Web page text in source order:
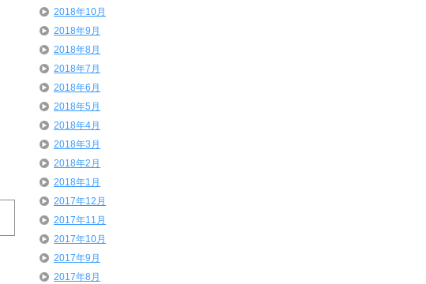
2018年10月
2018年9月
2018年8月
2018年7月
2018年6月
2018年5月
2018年4月
2018年3月
2018年2月
2018年1月
2017年12月
2017年11月
2017年10月
2017年9月
2017年8月